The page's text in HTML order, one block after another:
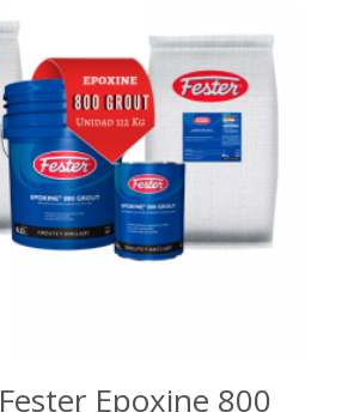
Epoxine 800